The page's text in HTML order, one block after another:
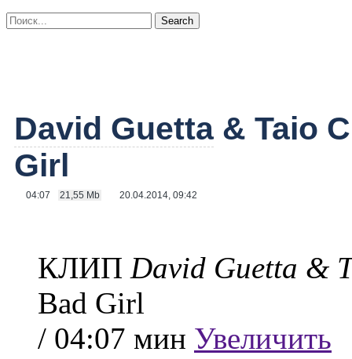
David Guetta & Taio
Girl
04:07 21,55 Mb 20.04.2014, 09:42
КЛИП David Guetta &
Bad Girl
/ 04:07 мин Увеличить